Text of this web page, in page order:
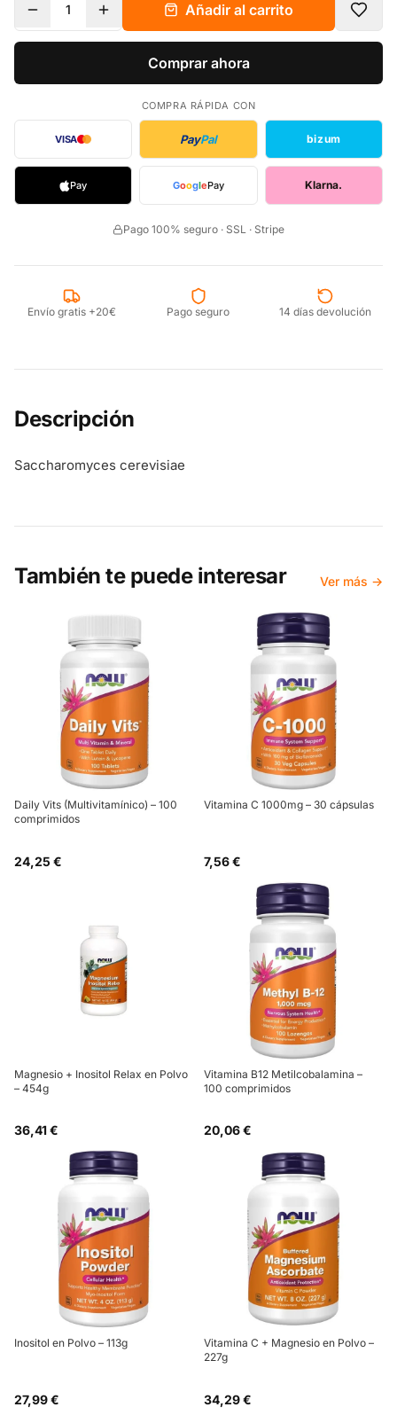
1 Añadir al carrito
Comprar ahora
COMPRA RÁPIDA CON
VISA PayPal bizum
Pay GooglePay Klarna.
Pago 100% seguro · SSL · Stripe
Envío gratis +20€ Pago seguro 14 días devolución
Descripción
Saccharomyces cerevisiae
También te puede interesar Ver más →
Daily Vits (Multivitamínico) – 100
comprimidos
24,25 €
Vitamina C 1000mg – 30 cápsulas
7,56 €
Magnesio + Inositol Relax en Polvo
– 454g
36,41 €
Vitamina B12 Metilcobalamina –
100 comprimidos
20,06 €
Inositol en Polvo – 113g
27,99 €
Vitamina C + Magnesio en Polvo –
227g
34,29 €